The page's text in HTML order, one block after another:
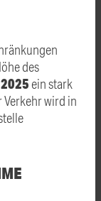
des
ein stark
wird in
N